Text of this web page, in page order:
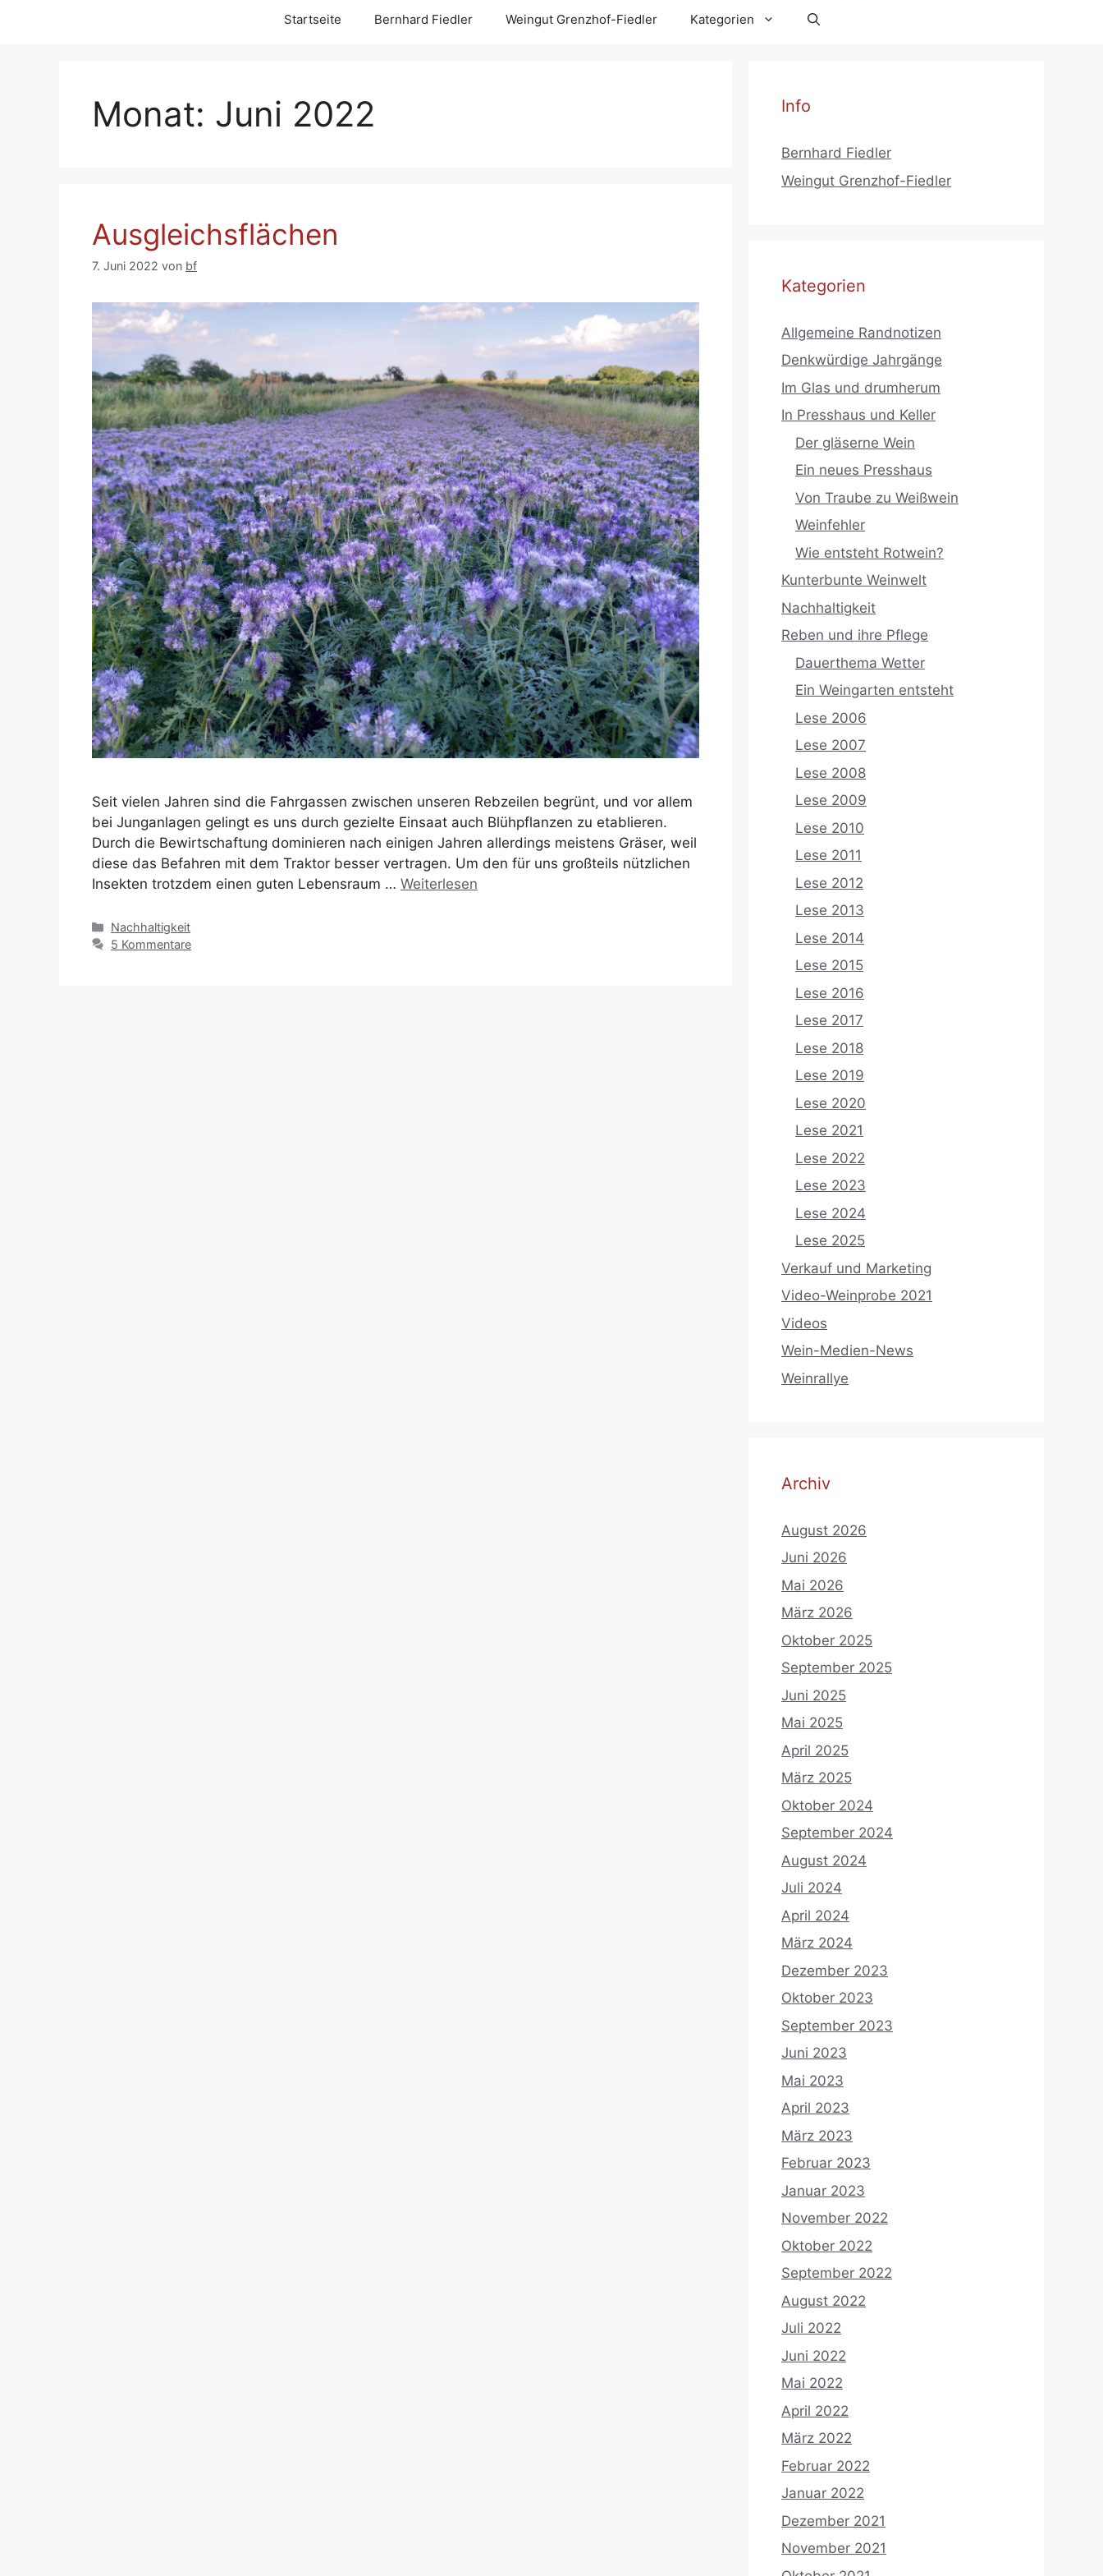
Startseite Bernhard Fiedler Weingut Grenzhof-Fiedler Kategorien
Monat: Juni 2022
Ausgleichsflächen
7. Juni 2022 von bf
Seit vielen Jahren sind die Fahrgassen zwischen unseren Rebzeilen begrünt, und vor allem
bei Junganlagen gelingt es uns durch gezielte Einsaat auch Blühpflanzen zu etablieren.
Durch die Bewirtschaftung dominieren nach einigen Jahren allerdings meistens Gräser, weil
diese das Befahren mit dem Traktor besser vertragen. Um den für uns großteils nützlichen
Insekten trotzdem einen guten Lebensraum … Weiterlesen
Kategorien
Nachhaltigkeit
5 Kommentare
Info
Bernhard Fiedler
Weingut Grenzhof-Fiedler
Kategorien
Allgemeine Randnotizen
Denkwürdige Jahrgänge
Im Glas und drumherum
In Presshaus und Keller
Der gläserne Wein
Ein neues Presshaus
Von Traube zu Weißwein
Weinfehler
Wie entsteht Rotwein?
Kunterbunte Weinwelt
Nachhaltigkeit
Reben und ihre Pflege
Dauerthema Wetter
Ein Weingarten entsteht
Lese 2006
Lese 2007
Lese 2008
Lese 2009
Lese 2010
Lese 2011
Lese 2012
Lese 2013
Lese 2014
Lese 2015
Lese 2016
Lese 2017
Lese 2018
Lese 2019
Lese 2020
Lese 2021
Lese 2022
Lese 2023
Lese 2024
Lese 2025
Verkauf und Marketing
Video-Weinprobe 2021
Videos
Wein-Medien-News
Weinrallye
Archiv
August 2026
Juni 2026
Mai 2026
März 2026
Oktober 2025
September 2025
Juni 2025
Mai 2025
April 2025
März 2025
Oktober 2024
September 2024
August 2024
Juli 2024
April 2024
März 2024
Dezember 2023
Oktober 2023
September 2023
Juni 2023
Mai 2023
April 2023
März 2023
Februar 2023
Januar 2023
November 2022
Oktober 2022
September 2022
August 2022
Juli 2022
Juni 2022
Mai 2022
April 2022
März 2022
Februar 2022
Januar 2022
Dezember 2021
November 2021